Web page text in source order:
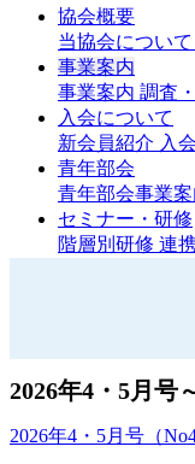
協会概要
当協会について
事業案内
事業案内 調査
入会について
新会員紹介 入
青年部会
青年部会事業案
セミナー・研修
階層別研修 連
2026年4・5月号
2026年4・5月号（